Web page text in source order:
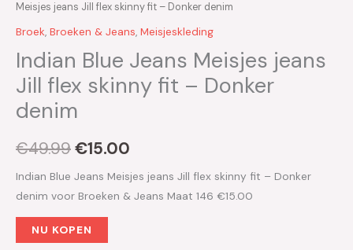
Meisjes jeans Jill flex skinny fit – Donker denim
Broek, Broeken & Jeans, Meisjeskleding
Indian Blue Jeans Meisjes jeans
Jill flex skinny fit – Donker
denim
€49.99€15.00
Indian Blue Jeans Meisjes jeans Jill flex skinny fit – Donker
denim voor Broeken & Jeans Maat 146 €15.00
NU KOPEN